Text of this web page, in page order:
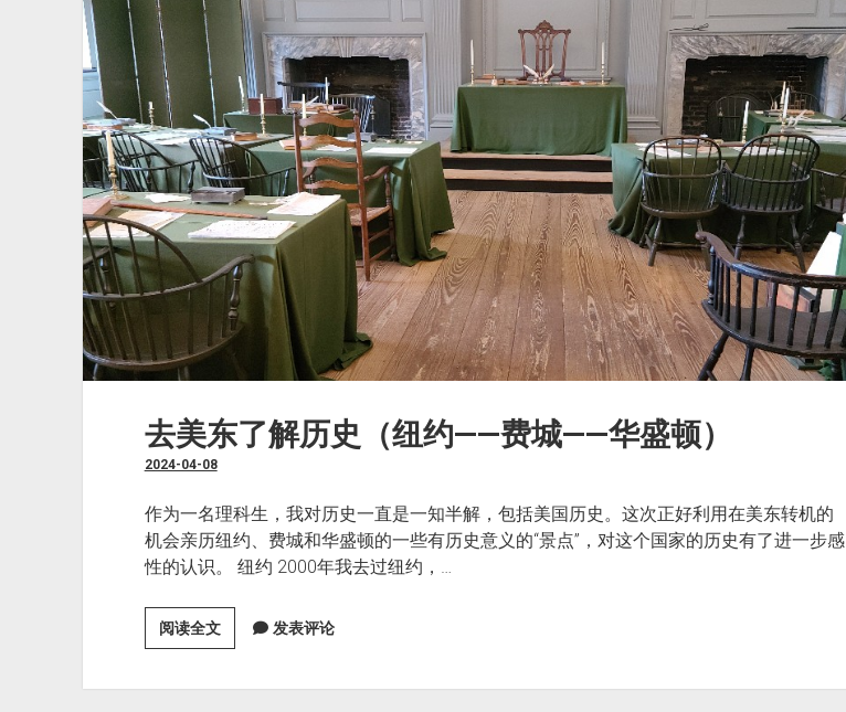
（温
华
出
发）
去美东了解历史（纽约——费城——华盛顿）
2024-04-08
作为一名理科生，我对历史一直是一知半解，包括美国历史。这次正好利用在美东转机的
机会亲历纽约、费城和华盛顿的一些有历史意义的“景点”，对这个国家的历史有了进一步感
性的认识。 纽约 2000年我去过纽约，…
阅读全文去
美
发表评论